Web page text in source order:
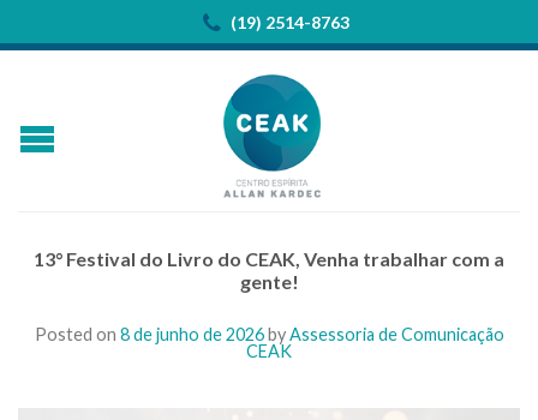
(19) 2514-8763
13° Festival do Livro do CEAK, Venha trabalhar com a
gente!
Posted on 8 de junho de 2026byAssessoria de Comunicação
CEAK